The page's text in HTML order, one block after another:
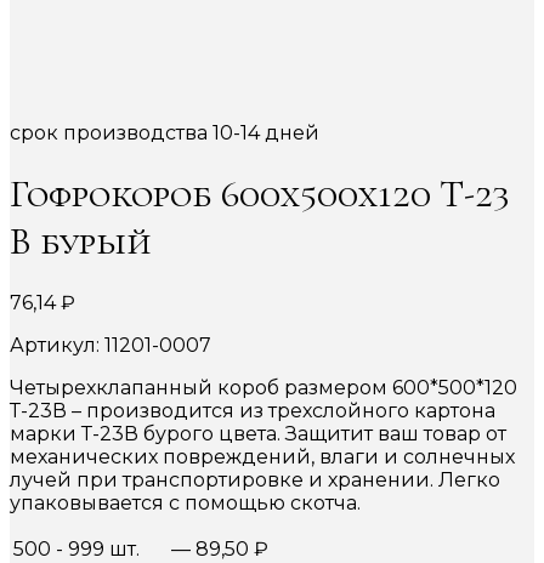
срок производства 10-14 дней
Гофрокороб 600х500х120 Т-23
В бурый
76,14₽
Артикул: 11201-0007
Четырехклапанный короб размером 600*500*120
Т-23В – производится из трехслойного картона
марки Т-23В бурого цвета. Защитит ваш товар от
механических повреждений, влаги и солнечных
лучей при транспортировке и хранении. Легко
упаковывается с помощью скотча.
500 - 999 шт.
— 89,50 ₽